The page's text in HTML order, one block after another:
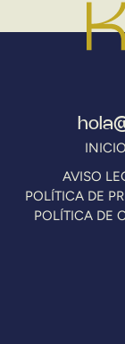
INICIO
AVISO
POLÍTICA DE
POLÍTICA DE